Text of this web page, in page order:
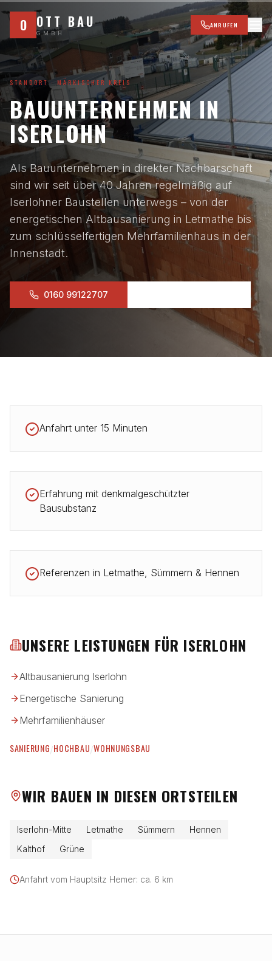
Zum Hauptinhalt springen
O OTT BAU
GMBH
ANRUFEN
STANDORT · MÄRKISCHER KREIS
BAUUNTERNEHMEN IN
ISERLOHN
Als Bauunternehmen in direkter Nachbarschaft
sind wir seit über 40 Jahren regelmäßig auf
Iserlohner Baustellen unterwegs – von der
energetischen Altbausanierung in Letmathe bis
zum schlüsselfertigen Mehrfamilienhaus in der
Innenstadt.
0160 99122707
Anfahrt unter 15 Minuten
Erfahrung mit denkmalgeschützter
Bausubstanz
Referenzen in Letmathe, Sümmern & Hennen
UNSERE LEISTUNGEN FÜR ISERLOHN
Altbausanierung Iserlohn
Energetische Sanierung
Mehrfamilienhäuser
SANIERUNG/HOCHBAU/WOHNUNGSBAU
WIR BAUEN IN DIESEN ORTSTEILEN
Iserlohn-Mitte Letmathe Sümmern
Hennen
Kalthof
Grüne
Anfahrt vom Hauptsitz Hemer: ca. 6 km